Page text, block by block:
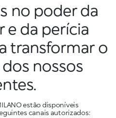
no poder da
e da perícia
transformar o
nossos
estão disponíveis
canais autorizados: